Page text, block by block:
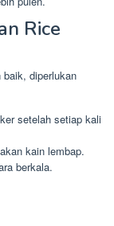
Rice
baik, diperlukan
setelah setiap kali
kain lembap.
berkala.